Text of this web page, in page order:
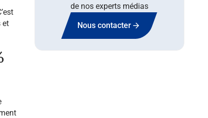
et
de nos experts médias
Nous contacter